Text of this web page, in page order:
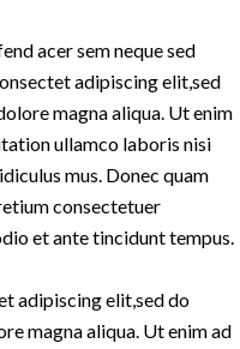
acer sem neque sed
adipiscing elit,sed
magna aliqua. Ut enim
ullamco laboris nisi
mus. Donec quam
consectetuer
et ante tincidunt tempus.
adipiscing elit,sed do
magna aliqua. Ut enim ad